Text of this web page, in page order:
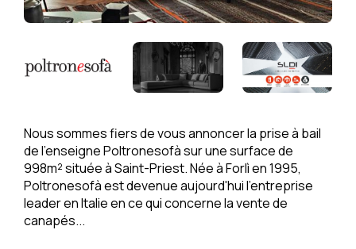
Nous sommes fiers de vous annoncer la prise à bail
de l'enseigne Poltronesofà sur une surface de
998m² située à Saint-Priest. Née à Forlì en 1995,
Poltronesofà est devenue aujourd'hui l'entreprise
leader en Italie en ce qui concerne la vente de
canapés...